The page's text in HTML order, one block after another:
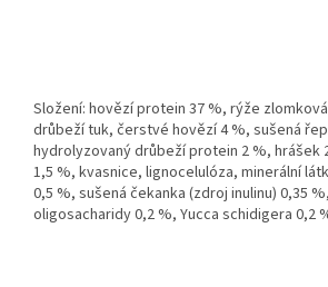
Složení: hovězí protein 37 %, rýže
drůbeží tuk, čerstvé hovězí 4 %, sušená
hydrolyzovaný drůbeží protein 2 %, hrášek
1,5 %, kvasnice, lignocelulóza, minerální
0,5 %, sušená čekanka (zdroj inulinu) 0,35
oligosacharidy 0,2 %, Yucca schidigera 0,2